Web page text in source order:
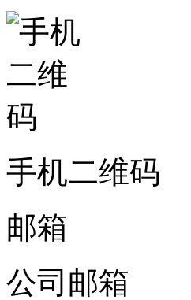
手机二维码
邮箱
公司邮箱